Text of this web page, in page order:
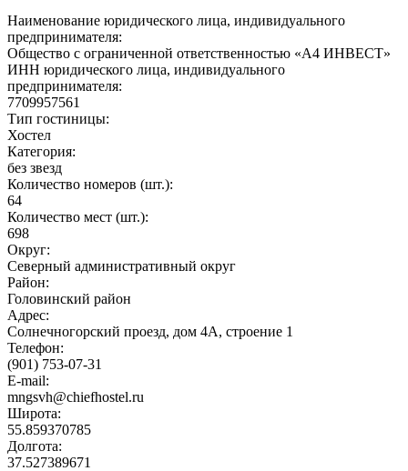
Наименование юридического лица, индивидуального
предпринимателя:
Общество с ограниченной ответственностью «А4 ИНВЕСТ»
ИНН юридического лица, индивидуального
предпринимателя:
7709957561
Тип гостиницы:
Хостел
Категория:
без звезд
Количество номеров (шт.):
64
Количество мест (шт.):
698
Округ:
Северный административный округ
Район:
Головинский район
Адрес:
Солнечногорский проезд, дом 4А, строение 1
Телефон:
(901) 753-07-31
E-mail:
mngsvh@chiefhostel.ru
Широта:
55.859370785
Долгота:
37.527389671